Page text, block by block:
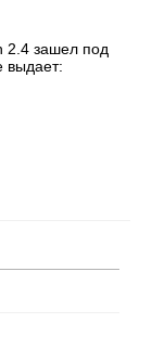
2.4 зашел под
выдает: